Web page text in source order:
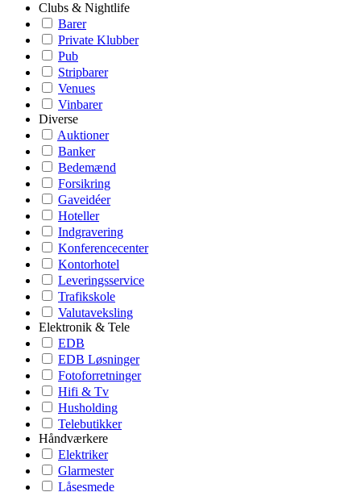
Clubs & Nightlife
Barer
Private Klubber
Pub
Stripbarer
Venues
Vinbarer
Diverse
Auktioner
Banker
Bedemænd
Forsikring
Gaveidéer
Hoteller
Indgravering
Konferencecenter
Kontorhotel
Leveringsservice
Trafikskole
Valutaveksling
Elektronik & Tele
EDB
EDB Løsninger
Fotoforretninger
Hifi & Tv
Husholding
Telebutikker
Håndværkere
Elektriker
Glarmester
Låsesmede